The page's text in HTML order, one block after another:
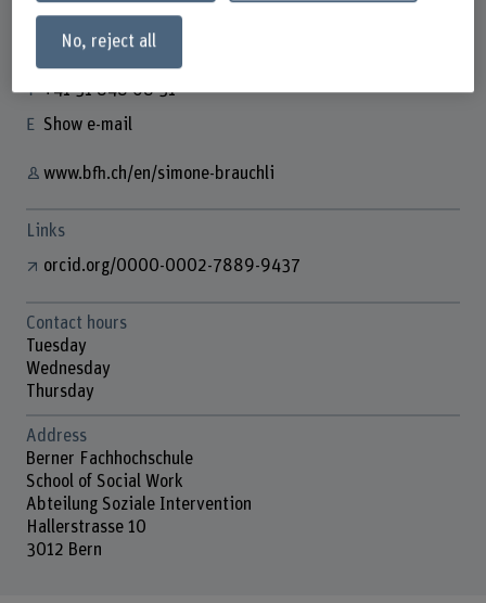
+41 31 848 68 31
Show e-mail
www.bfh.ch/en/simone-brauchli
Links
orcid.org/0000-0002-7889-9437
Contact hours
Tuesday
Wednesday
Thursday
Address
Berner Fachhochschule
School of Social Work
Abteilung Soziale Intervention
Hallerstrasse 10
3012 Bern
No, reject all